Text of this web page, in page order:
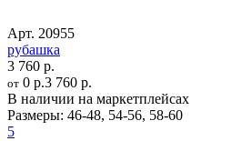
Арт. 20955
рубашка
3 760 р.
от 0 р.3 760 р.
В наличии на маркетплейсах
Размеры: 46-48, 54-56, 58-60
5